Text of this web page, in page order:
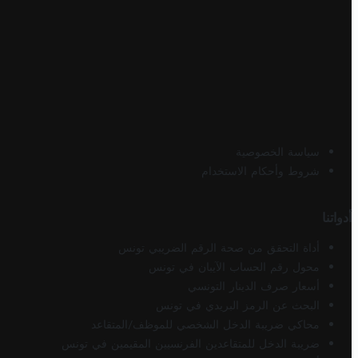
سياسة الخصوصية
شروط وأحكام الاستخدام
أدواتنا
أداة التحقق من صحة الرقم الضريبي تونس
محول رقم الحساب الآيبان في تونس
أسعار صرف الدينار التونسي
البحث عن الرمز البريدي في تونس
محاكي ضريبة الدخل الشخصي للموظف/المتقاعد
ضريبة الدخل للمتقاعدين الفرنسيين المقيمين في تونس